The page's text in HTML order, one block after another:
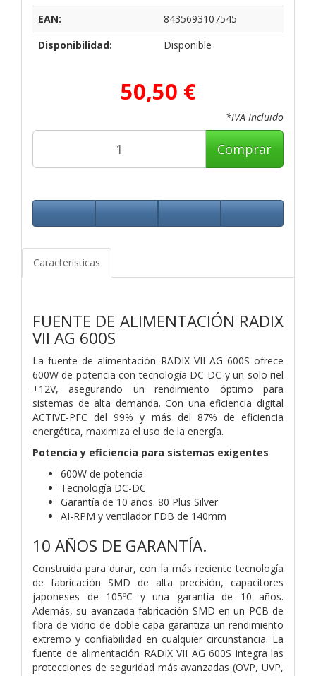
EAN:
8435693107545
Disponibilidad:
Disponible
50,50 €
*IVA Incluido
Comprar
Características
FUENTE DE ALIMENTACIÓN RADIX
VII AG 600S
La fuente de alimentación RADIX VII AG 600S ofrece
600W de potencia con tecnología DC-DC y un solo riel
+12V, asegurando un rendimiento óptimo para
sistemas de alta demanda. Con una eficiencia digital
ACTIVE-PFC del 99% y más del 87% de eficiencia
energética, maximiza el uso de la energía.
Potencia y eficiencia para sistemas exigentes
600W de potencia
Tecnología DC-DC
Garantía de 10 años. 80 Plus Silver
AI-RPM y ventilador FDB de 140mm
10 AÑOS DE GARANTÍA.
Construida para durar, con la más reciente tecnología
de fabricación SMD de alta precisión, capacitores
japoneses de 105ºC y una garantía de 10 años.
Además, su avanzada fabricación SMD en un PCB de
fibra de vidrio de doble capa garantiza un rendimiento
extremo y confiabilidad en cualquier circunstancia. La
fuente de alimentación RADIX VII AG 600S integra las
protecciones de seguridad más avanzadas (OVP, UVP,